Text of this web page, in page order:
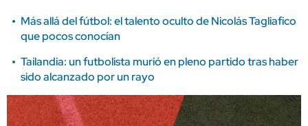
Más allá del fútbol: el talento oculto de Nicolás Tagliafico
que pocos conocían
Tailandia: un futbolista murió en pleno partido tras haber
sido alcanzado por un rayo